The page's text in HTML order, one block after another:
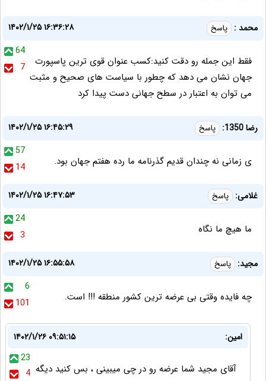
محمد : پاسخ
۱۴۰۲/۱/۲۵ ۱۶:۳۶:۲۸
64
7
فقط این جمله رو دقت کنید:کسب عنوان قوی ترین پاسپورت
جهان نشان می دهد که چطور با سیاست های صحیح و مثبت
می توان به اعتبار در سطح جهانی دست پیدا کرد
رضا 1350: پاسخ
۱۴۰۲/۱/۲۵ ۱۶:۴۵:۲۹
57
14
ی زمانی نه چندان قدیم گذرنامه ما رده هفتم جهان بود.
غلامی: پاسخ
۱۴۰۲/۱/۲۵ ۱۶:۴۷:۵۳
24
3
ما هیچ ما نگاه
مجید: پاسخ
۱۴۰۲/۱/۲۵ ۱۶:۵۵:۵۸
6
101
چه فایده وقتی بی عرضه ترین کشور منطقه !!! است.
امین:
۱۴۰۲/۱/۲۶ ۰۹:۵۱:۱۵
23
4 آقای مجید شما عرضه رو در چی میبینی ، بس کنید دیگه